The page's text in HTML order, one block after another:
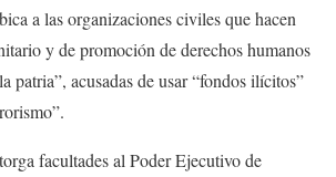
a las organizaciones civiles que hacen
y de promoción de derechos humanos
patria”, acusadas de usar “fondos ilícitos”
facultades al Poder Ejecutivo de